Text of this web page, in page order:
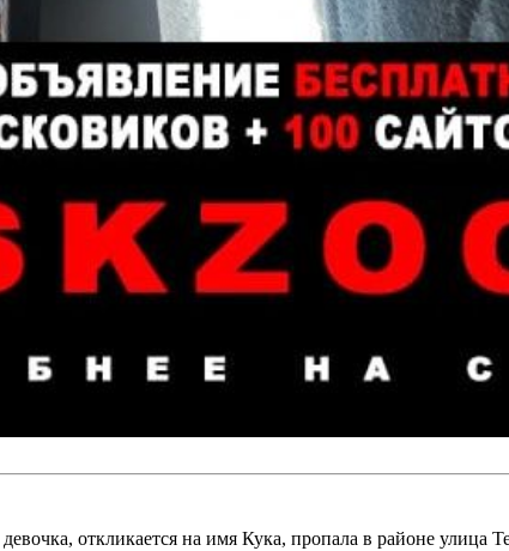
откликается на имя Кука, пропала в районе улица